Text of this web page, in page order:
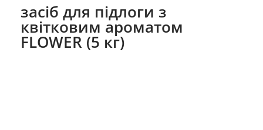
засіб для підлоги з
квітковим ароматом
FLOWER (5 кг)